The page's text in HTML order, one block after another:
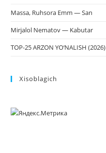
Massa, Ruhsora Emm — San
Mirjalol Nematov — Kabutar
TOP-25 ARZON YO‘NALISH (2026)
Xisoblagich